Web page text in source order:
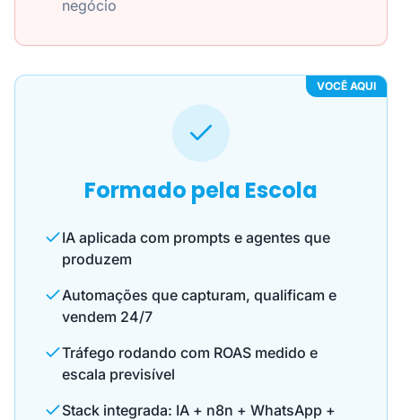
negócio
VOCÊ AQUI
Formado pela Escola
IA aplicada com prompts e agentes que
produzem
Automações que capturam, qualificam e
vendem 24/7
Tráfego rodando com ROAS medido e
escala previsível
Stack integrada: IA + n8n + WhatsApp +